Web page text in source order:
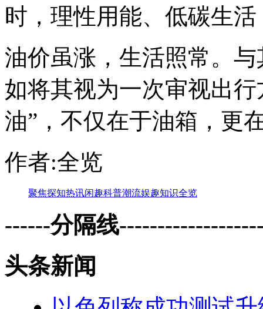
时，理性用能、低碳生
油价虽涨，生活照常。
如将其视为一次审视出
油”，不仅在于油箱，更
作者:全览
聚焦探知热讯闲趣科普潮流娱趣知识全览
------分隔线
头条新闻